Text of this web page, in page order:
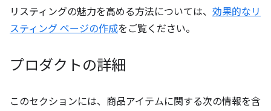
リスティングの魅力を高める方法については、 効果的なリ
スティング ページの作成をご覧ください。
プロダクトの詳細
このセクションには、商品アイテムに関する次の情報を含